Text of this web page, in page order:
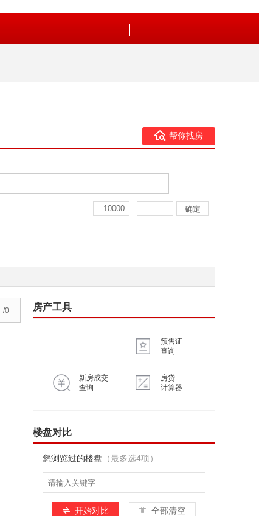
帮你找房
-
/0 房产工具
预售证
查询
新房成交
查询
房贷
计算器
楼盘对比
您浏览过的楼盘 （最多选4项）
开始对比 全部清空